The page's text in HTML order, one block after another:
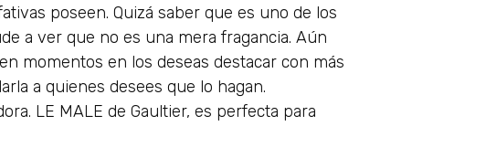
poseen. Quizá saber que es uno de los
a ver que no es una mera fragancia. Aún
momentos en los deseas destacar con más
a quienes desees que lo hagan.
LE MALE de Gaultier, es perfecta para